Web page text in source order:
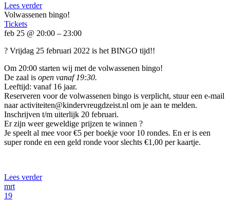
Lees verder
Volwassenen bingo!
Tickets
feb 25 @ 20:00 – 23:00
? Vrijdag 25 februari 2022 is het BINGO tijd!!
Om 20:00 starten wij met de volwassenen bingo!
De zaal is open vanaf 19:30.
Leeftijd: vanaf 16 jaar.
Reserveren voor de volwassenen bingo is verplicht, stuur een e-mail
naar activiteiten@kindervreugdzeist.nl om je aan te melden.
Inschrijven t/m uiterlijk 20 februari.
Er zijn weer geweldige prijzen te winnen ?
Je speelt al mee voor €5 per boekje voor 10 rondes. En er is een
super ronde en een geld ronde voor slechts €1,00 per kaartje.
Lees verder
mrt
19